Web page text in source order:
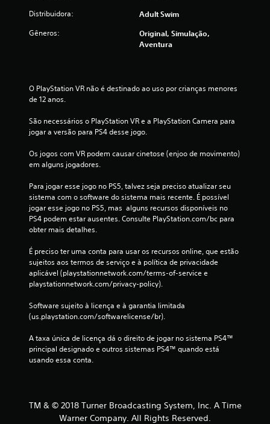
s
s
i
c
ç
Distribuidora: Adult Swim
Gêneros:
Original, Simulação,
Aventura
O PlayStation VR não é destinado ao uso por crianças menores
de 12 anos.
São necessários o PlayStation VR e a PlayStation Camera para
jogar a versão para PS4 desse jogo.
Os jogos com VR podem causar cinetose (enjoo de movimento)
em alguns jogadores.
Para jogar esse jogo no PS5, talvez seja preciso atualizar seu
sistema com o software do sistema mais recente. É possível
jogar esse jogo no PS5, mas  alguns recursos disponíveis no
PS4 podem estar ausentes. Consulte PlayStation.com/bc para
obter mais detalhes.
É preciso ter uma conta para usar os recursos online, que estão
sujeitos aos termos de serviço e à política de privacidade
aplicável (playstationnetwork.com/terms-of-service e
playstationnetwork.com/privacy-policy).
Software sujeito à licença e à garantia limitada
(us.playstation.com/softwarelicense/br).
A taxa única de licença dá o direito de jogar no sistema PS4™
principal designado e outros sistemas PS4™ quando está
usando essa conta.
TM & © 2018 Turner Broadcasting System, Inc. A Time
Warner Company. All Rights Reserved.